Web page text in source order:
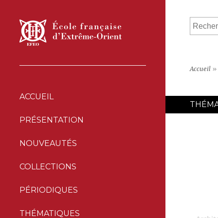
ACCUEIL
PRÉSENTATION
NOUVEAUTÉS
COLLECTIONS
PÉRIODIQUES
THÉMATIQUES
Accueil »